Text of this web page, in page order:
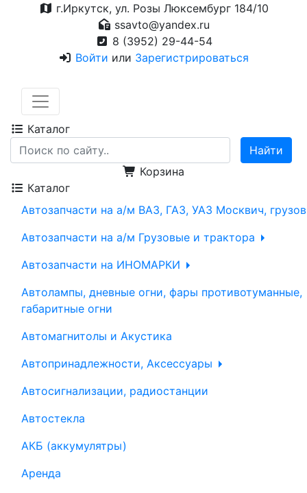
г.Иркутск, ул. Розы Люксембург 184/10
ssavto@yandex.ru
8 (3952) 29-44-54
Войти или Зарегистрироваться
Каталог
Корзина
Каталог
Автозапчасти на а/м ВАЗ, ГАЗ, УАЗ Москвич,
Автозапчасти на а/м Грузовые и трактора
Автозапчасти на ИНОМАРКИ
Автолампы, дневные огни, фары противотуманные,
габаритные огни
Автомагнитолы и Акустика
Автопринадлежности, Аксессуары
Автосигнализации, радиостанции
Автостекла
АКБ (аккумулятры)
Аренда